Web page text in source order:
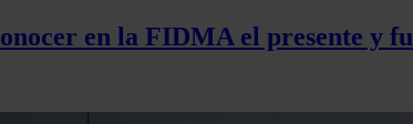
en la FIDMA el presente y